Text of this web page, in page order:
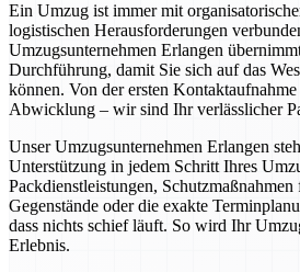
Ein Umzug ist immer mit
logistischen Herausforderungen
Umzugsunternehmen Erlangen
Durchführung, damit Sie sich auf das
können. Von der ersten
Abwicklung – wir sind Ihr verlässlicher
Unser Umzugsunternehmen Erlangen
Unterstützung in jedem Schritt Ihres
Packdienstleistungen,
Gegenstände oder die exakte
dass nichts schief läuft. So wird Ihr
Erlebnis.